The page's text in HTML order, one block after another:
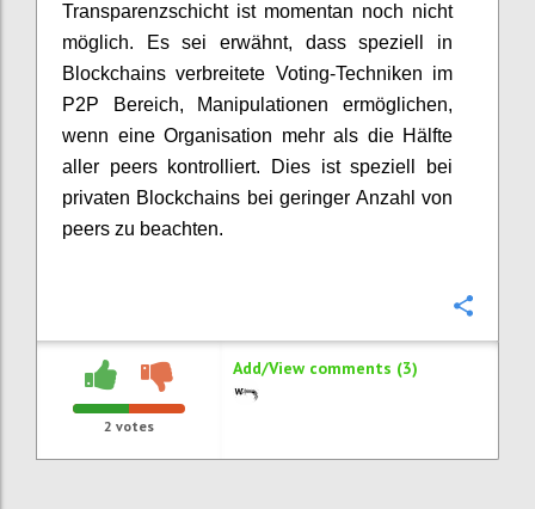
Transparenzschicht ist momentan noch nicht
möglich. Es sei erwähnt, dass speziell in
Blockchains verbreitete Voting-Techniken im
P2P Bereich, Manipulationen ermöglichen,
wenn eine Organisation mehr als die Hälfte
aller peers kontrolliert. Dies ist speziell bei
privaten Blockchains bei geringer Anzahl von
peers zu beachten.
2 votes
Add/View comments (3)